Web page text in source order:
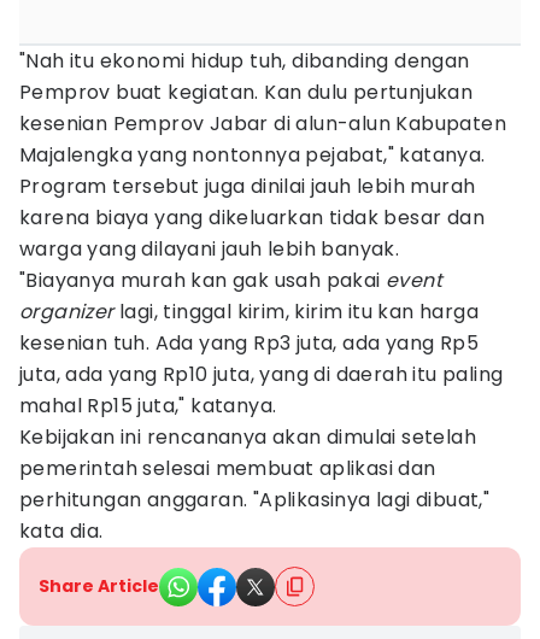
"Nah itu ekonomi hidup tuh, dibanding dengan
Pemprov buat kegiatan. Kan dulu pertunjukan
kesenian Pemprov Jabar di alun-alun Kabupaten
Majalengka yang nontonnya pejabat," katanya.
Program tersebut juga dinilai jauh lebih murah
karena biaya yang dikeluarkan tidak besar dan
warga yang dilayani jauh lebih banyak.
"Biayanya murah kan gak usah pakai event
organizerlagi, tinggal kirim, kirim itu kan harga
kesenian tuh. Ada yang Rp3 juta, ada yang Rp5
juta, ada yang Rp10 juta, yang di daerah itu paling
mahal Rp15 juta," katanya.
Kebijakan ini rencananya akan dimulai setelah
pemerintah selesai membuat aplikasi dan
perhitungan anggaran. "Aplikasinya lagi dibuat,"
kata dia.
Share Article